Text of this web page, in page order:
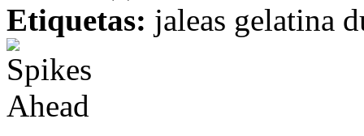
Etiquetas: jaleas gelatina